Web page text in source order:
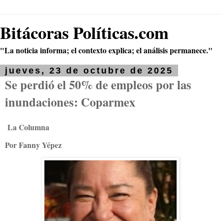
Bitácoras Políticas.com
"La noticia informa; el contexto explica; el análisis permanece."
jueves, 23 de octubre de 2025
Se perdió el 50% de empleos por las
inundaciones: Coparmex
La Columna
Por Fanny Yépez